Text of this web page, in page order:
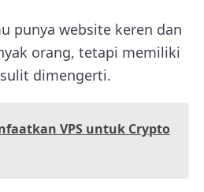
punya website keren dan
orang, tetapi memiliki
dimengerti.
VPS untuk Crypto